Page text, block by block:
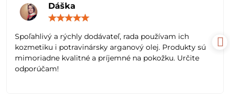
Dáška
5
Spoľahlivý a rýchly dodávateľ, rada používam ich
kozmetiku i potravinársky arganový olej. Produkty sú
mimoriadne kvalitné a príjemné na pokožku. Určite
odporúčam!